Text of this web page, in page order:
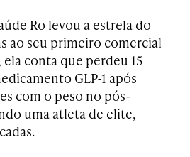
Ro levou a estrela do
ao seu primeiro comercial
conta que perdeu 15
GLP-1 após
com o peso no pós-
uma atleta de elite,